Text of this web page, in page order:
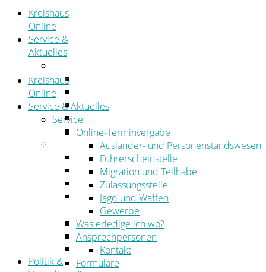
Kreishaus
Online
Service &
Aktuelles
Ansprechpersonen
Formulare
Öffnungszeiten
Aktuelles
Stellenangebote
Azubiportal
Pressemitteilungen
Bekanntmachungen & öffentliche
Zustellungen
Kehrbezirksausschreibungen
Amtsblatt
Öffentliche Ausschreibungen
Politik &
Kreishaus
Online
Service & Aktuelles
Service
Online-Terminvergabe
Ausländer- und Personenstandswesen
Führerscheinstelle
Migration und Teilhabe
Zulassungsstelle
Jagd und Waffen
Gewerbe
Was erledige ich wo?
Ansprechpersonen
Kontakt
Formulare